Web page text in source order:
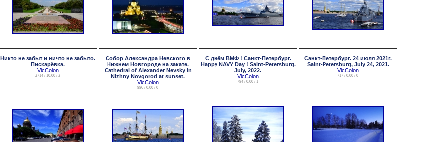
Никто не забыт и ничто не забыто.
Пискарёвка.
VicColon
2714 / 10.00 / 3
Собор Александра Невского в
Нижнем Новгороде на закате.
Cathedral of Alexander Nevsky in
Nizhny Novgorod at sunset.
VicColon
886 / 0.00 / 0
С днём ВМФ ! Санкт-Петербург.
Happy NAVY Day ! Saint-Petersburg.
July, 2022.
VicColon
784 / 0.00 / 1
Санкт-Петербург. 24 июля 2021г.
Saint-Petersburg, July 24, 2021.
VicColon
717 / 0.00 / 0